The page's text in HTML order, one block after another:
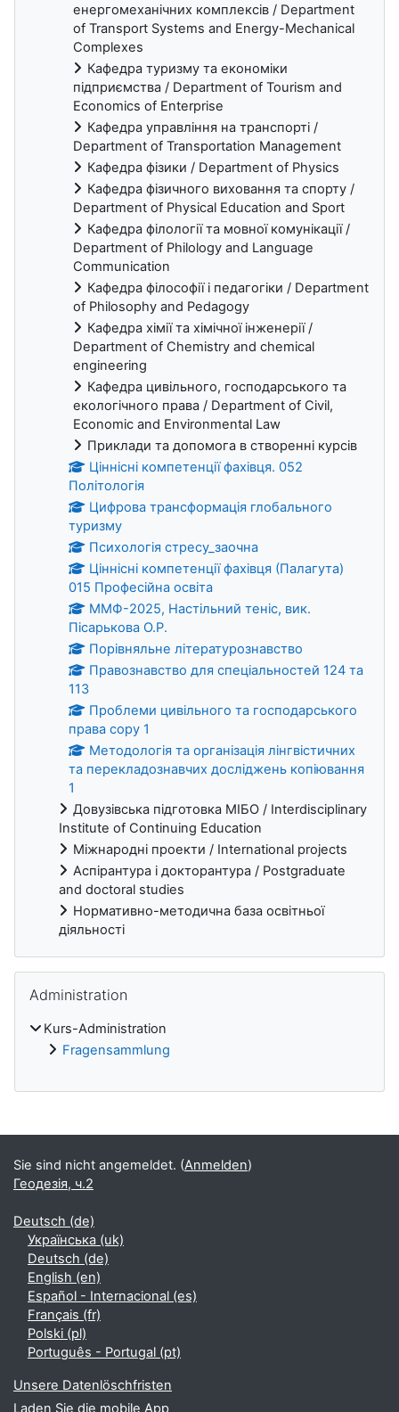
енергомеханічних комплексів / Department
of Transport Systems and Energy-Mechanical
Complexes
Кафедра туризму та економіки
підприємства / Department of Tourism and
Economics of Enterprise
Кафедра управління на транспорті /
Department of Transportation Management
Кафедра фізики / Department of Physics
Кафедра фізичного виховання та спорту /
Department of Physical Education and Sport
Кафедра філології та мовної комунікації /
Department of Philology and Language
Communication
Кафедра філософії і педагогіки / Department
of Philosophy and Pedagogy
Кафедра хімії та хімічної інженерії /
Department of Chemistry and chemical
engineering
Кафедра цивільного, господарського та
екологічного права / Department of Civil,
Economic and Environmental Law
Приклади та допомога в створенні курсів
Ціннісні компетенції фахівця. 052
Політологія
Цифрова трансформація глобального
туризму
Психологія стресу_заочна
Ціннісні компетенції фахівця (Палагута)
015 Професійна освіта
ММФ-2025, Настільний теніс, вик.
Пісарькова О.Р.
Порівняльне літературознавство
Правознавство для спеціальностей 124 та
113
Проблеми цивільного та господарського
права copy 1
Методологія та організація лінгвістичних
та перекладознавчих досліджень копіювання
1
Довузівська підготовка МІБО / Interdisciplinary
Institute of Continuing Education
Міжнародні проекти / International projects
Аспірантура і докторантура / Postgraduate
and doctoral studies
Нормативно-методична база освітньої
діяльності
Administration
Kurs-Administration
Fragensammlung
Blöcke
Sie sind nicht angemeldet. (Anmelden)
Геодезія, ч.2
Deutsch ‎(de)‎
Українська ‎(uk)‎
Deutsch ‎(de)‎
English ‎(en)‎
Español - Internacional ‎(es)‎
Français ‎(fr)‎
Polski ‎(pl)‎
Português - Portugal ‎(pt)‎
Unsere Datenlöschfristen
Laden Sie die mobile App